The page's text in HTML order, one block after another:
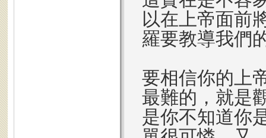
以在上帝面前
羅要教導我們
要相信你的上
最難的，就是
是你不知道你